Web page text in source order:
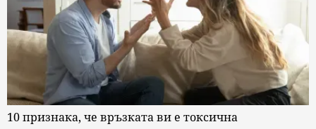
10 признака, че връзката ви е токсична